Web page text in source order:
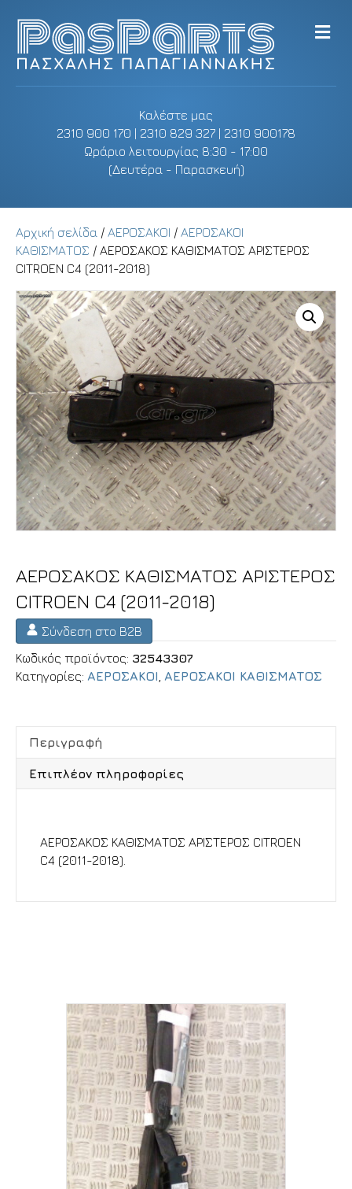
Καλέστε μας
2310 900 170 | 2310 829 327 | 2310 900178
Ωράριο λειτουργίας 8:30 - 17:00
(Δευτέρα - Παρασκευή)
M
e
Αρχική σελίδα / ΑΕΡΟΣΑΚΟΙ / ΑΕΡΟΣΑΚΟΙ
ΚΑΘΙΣΜΑΤΟΣ / ΑΕΡΟΣΑΚΟΣ ΚΑΘΙΣΜΑΤΟΣ ΑΡΙΣΤΕΡΟΣ
CITROEN C4 (2011-2018)
ΑΕΡΟΣΑΚΟΣ ΚΑΘΙΣΜΑΤΟΣ ΑΡΙΣΤΕΡΟΣ
CITROEN C4 (2011-2018)
Σύνδεση στο B2B
Κωδικός προϊόντος: 32543307
Κατηγορίες: ΑΕΡΟΣΑΚΟΙ ΑΕΡΟΣΑΚΟΙ ΚΑΘΙΣΜΑΤΟΣ
Περιγραφή
Επιπλέον πληροφορίες
ΑΕΡΟΣΑΚΟΣ ΚΑΘΙΣΜΑΤΟΣ ΑΡΙΣΤΕΡΟΣ CITROEN
C4 (2011-2018).